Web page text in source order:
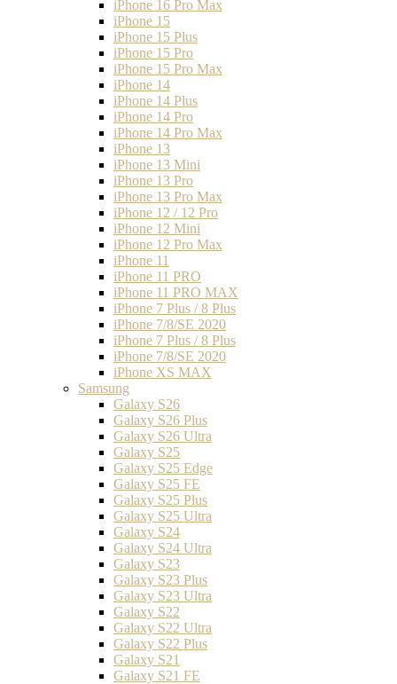
iPhone 16 Pro Max
iPhone 15
iPhone 15 Plus
iPhone 15 Pro
iPhone 15 Pro Max
iPhone 14
iPhone 14 Plus
iPhone 14 Pro
iPhone 14 Pro Max
iPhone 13
iPhone 13 Mini
iPhone 13 Pro
iPhone 13 Pro Max
iPhone 12 / 12 Pro
iPhone 12 Mini
iPhone 12 Pro Max
iPhone 11
iPhone 11 PRO
iPhone 11 PRO MAX
iPhone 7 Plus / 8 Plus
iPhone 7/8/SE 2020
iPhone 7 Plus / 8 Plus
iPhone 7/8/SE 2020
iPhone XS MAX
Samsung
Galaxy S26
Galaxy S26 Plus
Galaxy S26 Ultra
Galaxy S25
Galaxy S25 Edge
Galaxy S25 FE
Galaxy S25 Plus
Galaxy S25 Ultra
Galaxy S24
Galaxy S24 Ultra
Galaxy S23
Galaxy S23 Plus
Galaxy S23 Ultra
Galaxy S22
Galaxy S22 Ultra
Galaxy S22 Plus
Galaxy S21
Galaxy S21 FE